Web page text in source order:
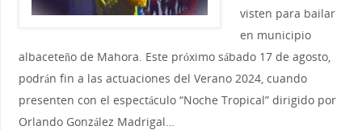
visten para bailar
en municipio
albaceteño de Mahora. Este próximo sábado 17 de agosto,
podrán fin a las actuaciones del Verano 2024, cuando
presenten con el espectáculo “Noche Tropical” dirigido por
Orlando González Madrigal…